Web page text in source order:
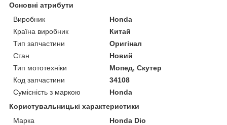
Основні атрибути
Виробник
Honda
Країна виробник
Китай
Тип запчастини
Оригінал
Стан
Новий
Тип мототехніки
Мопед, Скутер
Код запчастини
34108
Сумісність з маркою
Honda
Користувальницькі характеристики
Марка
Honda Dio